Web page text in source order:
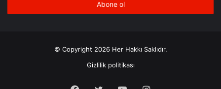
© Copyright 2026 Her Hakkı Saklıdır.
Gizlilik politikası